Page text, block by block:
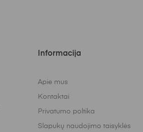
Informacija
Apie mus
Kontaktai
Privatumo poltika
Slapukų naudojimo taisyklės